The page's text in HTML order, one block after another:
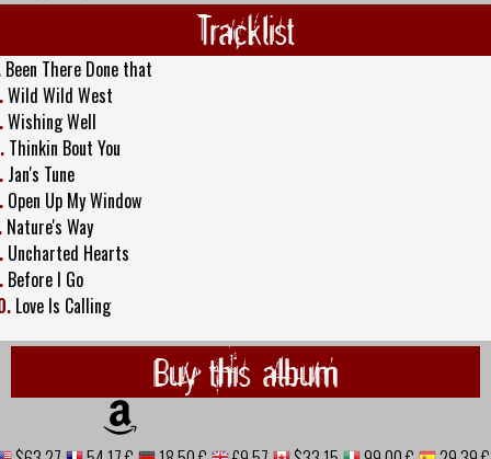
Tracklist
Been There Done that
Wild Wild West
Wishing Well
Thinkin Bout You
Jan's Tune
Open Up My Window
Nature's Way
Uncharted Hearts
Before I Go
Love Is Calling
Buy this album